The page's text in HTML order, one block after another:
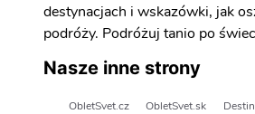
destynacjach i wskazówki, jak
podróży. Podróżuj tanio po
Nasze inne strony
ObletSvet.cz ObletSvet.sk